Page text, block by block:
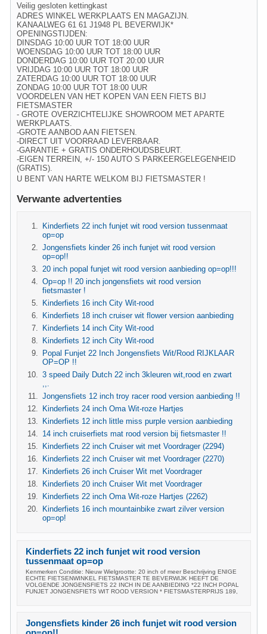
Veilig gesloten kettingkast
ADRES WINKEL WERKPLAATS EN MAGAZIJN.
KANAALWEG 61 61 J1948 PL BEVERWIJK*
OPENINGSTIJDEN:
DINSDAG 10:00 UUR TOT 18:00 UUR
WOENSDAG 10:00 UUR TOT 18:00 UUR
DONDERDAG 10:00 UUR TOT 20:00 UUR
VRIJDAG 10:00 UUR TOT 18:00 UUR
ZATERDAG 10:00 UUR TOT 18:00 UUR
ZONDAG 10:00 UUR TOT 18:00 UUR
VOORDELEN VAN HET KOPEN VAN EEN FIETS BIJ
FIETSMASTER
- GROTE OVERZICHTELIJKE SHOWROOM MET APARTE
WERKPLAATS.
-GROTE AANBOD AAN FIETSEN.
-DIRECT UIT VOORRAAD LEVERBAAR.
-GARANTIE + GRATIS ONDERHOUDSBEURT.
-EIGEN TERREIN, +/- 150 AUTO S PARKEERGELEGENHEID
(GRATIS).
U BENT VAN HARTE WELKOM BIJ FIETSMASTER !
Verwante advertenties
Kinderfiets 22 inch funjet wit rood version tussenmaat
op=op
Jongensfiets kinder 26 inch funjet wit rood version
op=op!!
20 inch popal funjet wit rood version aanbieding op=op!!!
Op=op !! 20 inch jongensfiets wit rood version
fietsmaster !
Kinderfiets 16 inch City Wit-rood
Kinderfiets 18 inch cruiser wit flower version aanbieding
Kinderfiets 14 inch City Wit-rood
Kinderfiets 12 inch City Wit-rood
Popal Funjet 22 Inch Jongensfiets Wit/Rood RIJKLAAR
OP=OP !!
3 speed Daily Dutch 22 inch 3kleuren wit,rood en zwart
Jongensfiets 12 inch troy racer rood version aanbieding !!
Kinderfiets 24 inch Oma Wit-roze Hartjes
Kinderfiets 12 inch little miss purple version aanbieding
14 inch cruiserfiets mat rood version bij fietsmaster !!
Kinderfiets 22 inch Cruiser wit met Voordrager (2294)
Kinderfiets 22 inch Cruiser wit met Voordrager (2270)
Kinderfiets 26 inch Cruiser Wit met Voordrager
Kinderfiets 20 inch Cruiser Wit met Voordrager
Kinderfiets 22 inch Oma Wit-roze Hartjes (2262)
Kinderfiets 16 inch mountainbike zwart zilver version
op=op!
Kinderfiets 22 inch funjet wit rood version
tussenmaat op=op
Kenmerken Conditie: Nieuw Wielgrootte: 20 inch of meer Beschrijving ENIGE
ECHTE FIETSENWINKEL FIETSMASTER TE BEVERWIJK HEEFT DE
VOLGENDE JONGENSFIETS 22 INCH IN DE AANBIEDING *22 INCH POPAL
FUNJET JONGENSFIETS WIT ROOD VERSION * FIETSMASTERPRIJS 189,
Jongensfiets kinder 26 inch funjet wit rood version